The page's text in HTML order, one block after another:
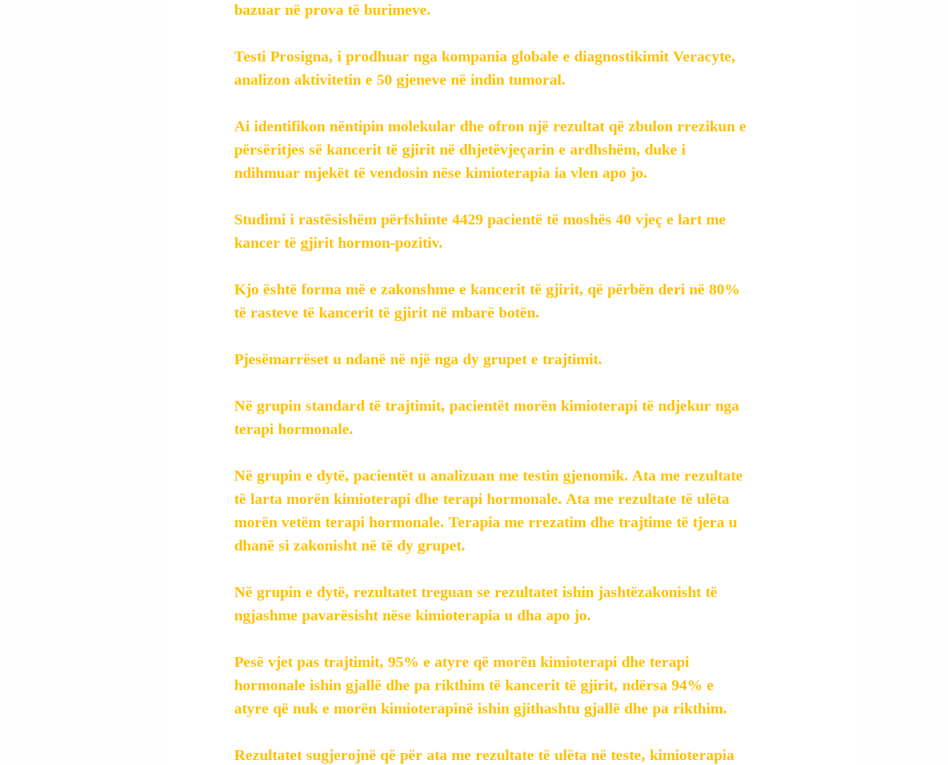
bazuar në prova të burimeve.
Testi Prosigna, i prodhuar nga kompania globale e diagnostikimit Veracyte,
analizon aktivitetin e 50 gjeneve në indin tumoral.
Ai identifikon nëntipin molekular dhe ofron një rezultat që zbulon rrezikun e
përsëritjes së kancerit të gjirit në dhjetëvjeçarin e ardhshëm, duke i
ndihmuar mjekët të vendosin nëse kimioterapia ia vlen apo jo.
Studimi i rastësishëm përfshinte 4429 pacientë të moshës 40 vjeç e lart me
kancer të gjirit hormon-pozitiv.
Kjo është forma më e zakonshme e kancerit të gjirit, që përbën deri në 80%
të rasteve të kancerit të gjirit në mbarë botën.
Pjesëmarrëset u ndanë në një nga dy grupet e trajtimit.
Në grupin standard të trajtimit, pacientët morën kimioterapi të ndjekur nga
terapi hormonale.
Në grupin e dytë, pacientët u analizuan me testin gjenomik. Ata me rezultate
të larta morën kimioterapi dhe terapi hormonale. Ata me rezultate të ulëta
morën vetëm terapi hormonale. Terapia me rrezatim dhe trajtime të tjera u
dhanë si zakonisht në të dy grupet.
Në grupin e dytë, rezultatet treguan se rezultatet ishin jashtëzakonisht të
ngjashme pavarësisht nëse kimioterapia u dha apo jo.
Pesë vjet pas trajtimit, 95% e atyre që morën kimioterapi dhe terapi
hormonale ishin gjallë dhe pa rikthim të kancerit të gjirit, ndërsa 94% e
atyre që nuk e morën kimioterapinë ishin gjithashtu gjallë dhe pa rikthim.
Rezultatet sugjerojnë që për ata me rezultate të ulëta në teste, kimioterapia